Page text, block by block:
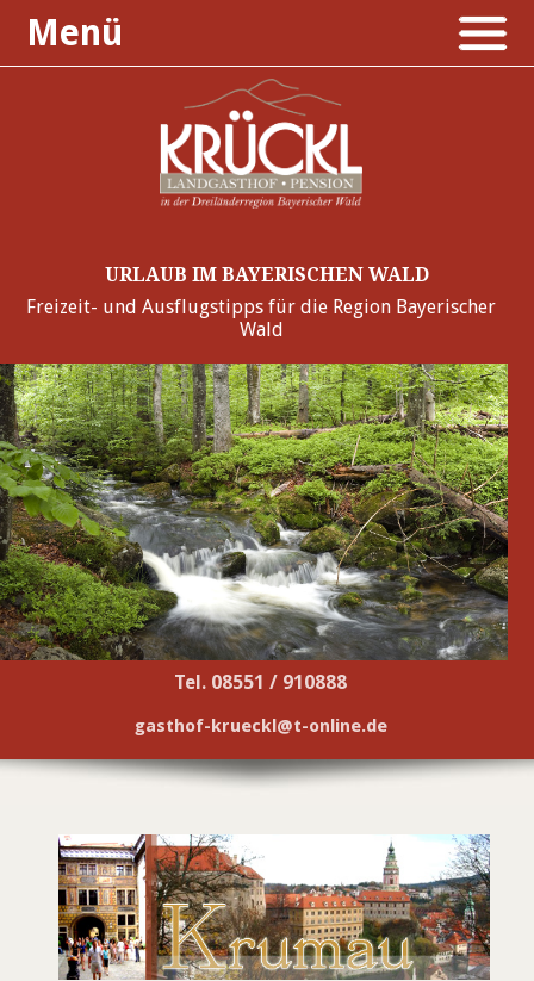
Menü
URLAUB IM BAYERISCHEN WALD
Freizeit- und Ausflugstipps für die Region Bayerischer
Wald
Tel. 08551 / 910888
gasthof-krueckl@t-online.de